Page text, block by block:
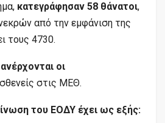
κατεγράφησαν 58 θάνατοι,
από την εμφάνιση της
τους 4730.
οι
στις ΜΕΘ.
του ΕΟΔΥ έχει ως εξής: